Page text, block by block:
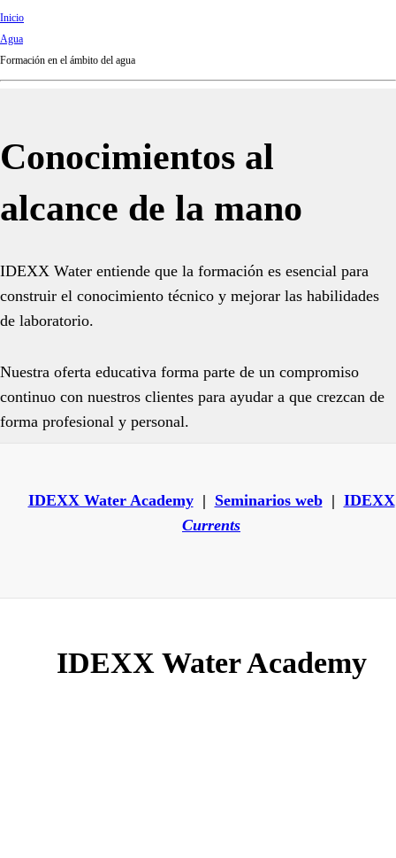
ng
Inicio
Agua
Formación en el ámbito del agua
Conocimientos al
alcance de la mano
IDEXX Water entiende que la formación es esencial para
construir el conocimiento técnico y mejorar las habilidades
de laboratorio.
Nuestra oferta educativa forma parte de un compromiso
continuo con nuestros clientes para ayudar a que crezcan de
forma profesional y personal.
IDEXX Water Academy| Seminarios web| IDEXX
Currents
IDEXX Water Academy